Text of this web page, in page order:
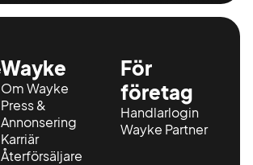
Wayke
Om Wayke
Press &
Annonsering
Karriär
Återförsäljare
För
företag
Handlarlogin
Wayke Partner